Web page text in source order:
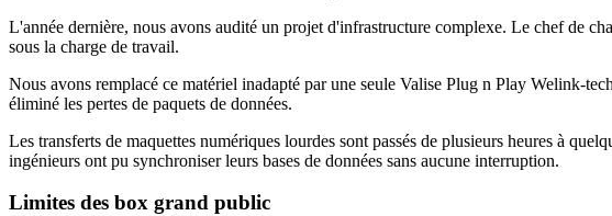
L'année dernière, nous avons audité un projet d'infrastructure complexe. Le chef de
sous la charge de travail.
Nous avons remplacé ce matériel inadapté par une seule Valise Plug n Play Welink-
éliminé les pertes de paquets de données.
Les transferts de maquettes numériques lourdes sont passés de plusieurs heures à
ingénieurs ont pu synchroniser leurs bases de données sans aucune interruption.
Limites des box grand public